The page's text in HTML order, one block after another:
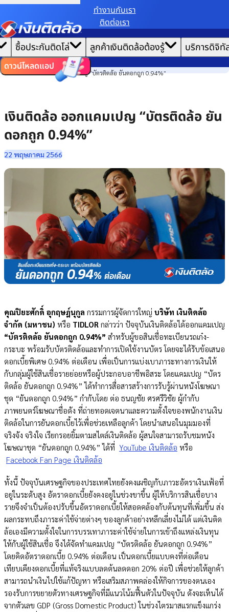
ทํางานกับเรา
ติดต่อเรา
|
ไทย EN
ซื้อประกันติดโล่ ลูกค้าเงินติดล้อต้องรู้ บริการดิจิทั
ดาวน์โหลดแอป
หน้าแรก
ข่าวสาร
รางวัลและความสำเร็จ
เงินติดล้อ ออกแคมเปญ “บัตรติดล้อ ยันดอกถูก 0.94%”
เงินติดล้อ ออกแคมเปญ “บัตรติดล้อ ยัน
ดอกถูก 0.94%”
22 พฤษภาคม 2566
คุณปิยะศักดิ์ อุกฤษฎ์นุกูล กรรมการผู้จัดการใหญ่ บริษัท เงินติดล้อ
จำกัด (มหาชน) หรือ TIDLOR กล่าวว่า ปัจจุบันเงินติดล้อได้ออกแคมเปญ
“บัตรติดล้อ ยันดอกถูก 0.94%” สำหรับผู้ขอสินเชื่อทะเบียนรถเก๋ง-
กระบะ พร้อมรับบัตรติดล้อและทำการเปิดใช้งานบัตร โดยจะได้รับข้อเสนอ
ดอกเบี้ยพิเศษ 0.94% ต่อเดือน เพื่อเป็นการแบ่งเบาภาระทางการเงินให้
กับกลุ่มผู้ใช้สินเชื่อรายย่อยหรือผู้ประกอบอาชีพอิสระ โดยแคมเปญ “บัตร
ติดล้อ ยันดอกถูก 0.94%”ได้ทำการสื่อสารสร้างการรับรู้ผ่านหนังโฆษณา
ชุด “ยันดอกถูก 0.94%” กำกับโดย ต่อ ธนญชัย ศรศรีวิชัย ผู้กำกับ
ภาพยนตร์โฆษณาชื่อดัง ที่ถ่ายทอดเจตนาและความตั้งใจของพนักงานเงิน
ติดล้อในการยันดอกเบี้ยไว้เพื่อช่วยเหลือลูกค้า โดยนำเสนอในมุมมองที่
จริงจัง จริงใจ เรียกรอยยิ้มตามสไตล์เงินติดล้อ ผู้สนใจสามารถรับชมหนัง
โฆษณาชุด “ยันดอกถูก 0.94%” ได้ที่ YouTube เงินติดล้อ หรือ
Facebook Fan Page เงินติดล้อ
ทั้งนี้ ปัจจุบันเศรษฐกิจของประเทศไทยยังคงเผชิญกับภาวะอัตราเงินเฟ้อที่
อยู่ในระดับสูง อัตราดอกเบี้ยยังคงอยู่ในช่วงขาขึ้น ผู้ให้บริการสินเชื่อบาง
รายจึงจำเป็นต้องปรับขึ้นอัตราดอกเบี้ยให้สอดคล้องกับต้นทุนที่เพิ่มขึ้น ส่ง
ผลกระทบถึงภาระค่าใช้จ่ายต่างๆ ของลูกค้าอย่างหลีกเลี่ยงไม่ได้ แต่เงินติด
ล้อเองมีความตั้งใจในการบรรเทาภาระค่าใช้จ่ายในการเข้าถึงแหล่งเงินทุน
ให้กับผู้ใช้สินเชื่อ จึงได้จัดทำแคมเปญ “บัตรติดล้อ ยันดอกถูก 0.94%”
โดยคิดอัตราดอกเบี้ย 0.94% ต่อเดือน เป็นดอกเบี้ยแบบคงที่ต่อเดือน
เทียบเคียงดอกเบี้ยที่แท้จริงแบบลดต้นลดดอก 20% ต่อปี เพื่อช่วยให้ลูกค้า
สามารถนำเงินไปใช้แก้ปัญหา หรือเสริมสภาพคล่องให้กิจการของตนเอง
รองรับการขยายตัวทางเศรษฐกิจที่มีแนวโน้มฟื้นตัวในปัจจุบัน ดังจะเห็นได้
จากตัวเลข GDP (Gross Domestic Product) ในช่วงไตรมาสแรกแข็งแกร่ง
เราขอเก็บข้อมูลตาม นโยบายการใช้คุกกี้ เพื่อมอบประสบการณ์การใช้งานเว็บไซต์ที่ดีที่สุดให้
คุณ
ตั้งค่าคุกกี้ ยอมรับคุกกี้ทั้งหมด